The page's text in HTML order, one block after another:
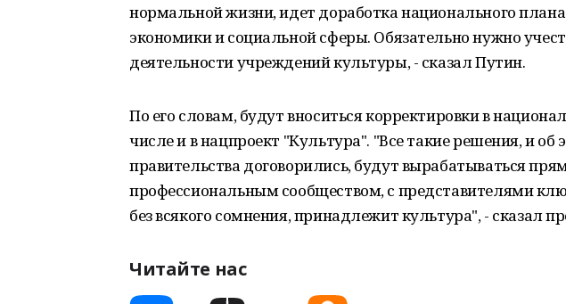
нормальной жизни, идет доработка национального
экономики и социальной сферы. Обязательно нужно
деятельности учреждений культуры, - сказал Путин.
По его словам, будут вноситься корректировки в
числе и в нацпроект "Культура". "Все такие решения, и
правительства договорились, будут вырабатываться
профессиональным сообществом, с представителями
без всякого сомнения, принадлежит культура", - сказал
Читайте нас